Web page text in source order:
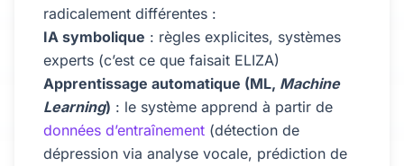
radicalement différentes :
IA symbolique : règles explicites, systèmes
experts (c’est ce que faisait ELIZA)
Apprentissage automatique (ML, Machine
Learning) : le système apprend à partir de
données d’entraînement (détection de
dépression via analyse vocale, prédiction de